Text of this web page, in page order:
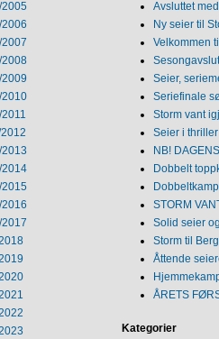
Avsluttet
Ny seier til
Velkommen
Seier,
Seriefinale
Storm vant
Seier i
NB!
Dobbelt
STORM
Solid seier
Storm til
Åttende
ÅRETS
Kategorier